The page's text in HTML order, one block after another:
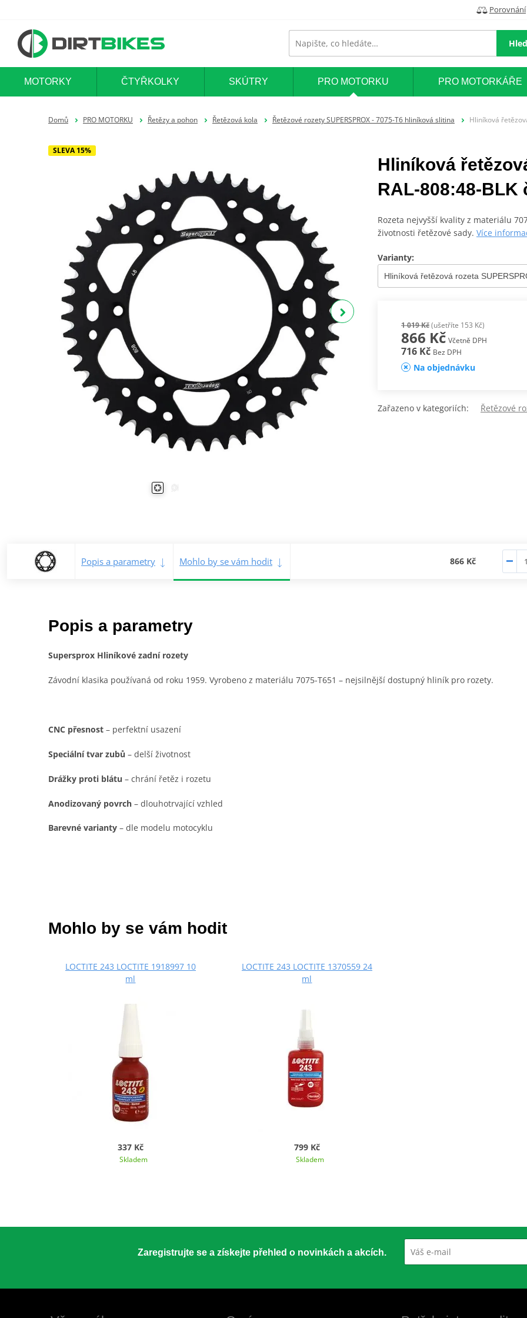
Porovnání
MOTORKY ČTYŘKOLKY SKÚTRY PRO MOTORKU PRO MOTORKÁŘE
Domů PRO MOTORKU Řetězy a pohon Řetězová kola Řetězové rozety SUPERSPROX - 7075-T6 hliníková slitina Hliníková
SLEVA 15%
Hliníková
RAL-808:48-BLK
Rozeta nejvyšší kvality z materiálu
životnosti řetězové sady. Více
Varianty:
1 019 Kč(ušetříte 153 Kč)
866 Kč Včetně DPH
716 Kč Bez DPH
Na objednávku
Zařazeno v kategoriích: Řetězové
Popis a parametry Mohlo by se vám hodit 866 Kč
Popis a parametry
Supersprox Hliníkové zadní rozety
Závodní klasika používaná od roku 1959. Vyrobeno z materiálu 7075-T651 – nejsilnější dostupný hliník pro rozety.
CNC přesnost – perfektní usazení
Speciální tvar zubů – delší životnost
Drážky proti blátu – chrání řetěz i rozetu
Anodizovaný povrch – dlouhotrvající vzhled
Barevné varianty – dle modelu motocyklu
Mohlo by se vám hodit
LOCTITE 243 LOCTITE 1918997 10
ml
337 Kč
Skladem
LOCTITE 243 LOCTITE 1370559 24
ml
799 Kč
Skladem
Zaregistrujte se a získejte přehled o novinkách a akcích.